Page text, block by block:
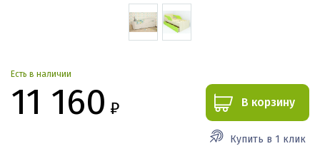
Есть в наличии
11 160 ₽ В корзину
Купить в 1 клик